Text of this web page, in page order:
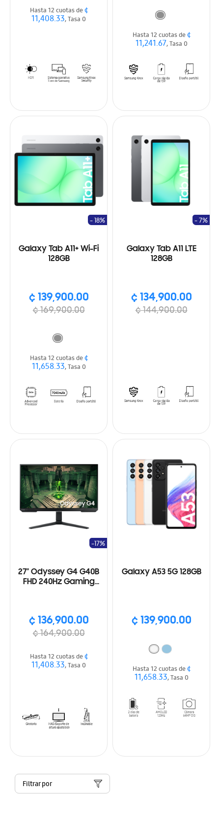
Hasta 12 cuotas de¢
11,408.33, Tasa 0
Hasta 12 cuotas de¢
11,241.67, Tasa 0
Galaxy Tab A11+ Wi-Fi
128GB
¢ 139,900.00
¢ 169,900.00
- 18%
Hasta 12 cuotas de¢
11,658.33, Tasa 0
Galaxy Tab A11 LTE
128GB
¢ 134,900.00
¢ 144,900.00
- 7%
27" Odyssey G4 G40B
FHD 240Hz Gaming
¢ 136,900.00
¢ 164,900.00
-17%
Hasta 12 cuotas de¢
11,408.33, Tasa 0
Galaxy A53 5G 128GB
¢ 139,900.00
Hasta 12 cuotas de¢
11,658.33, Tasa 0
Filtrar por